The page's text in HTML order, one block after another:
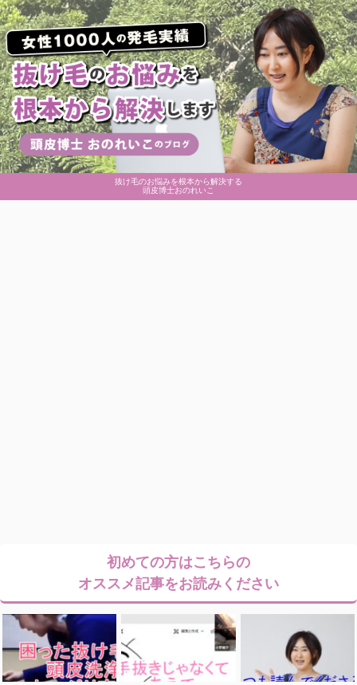
抜け毛のお悩みを根本から解決する
頭皮博士おのれいこ
初めての方はこちらの
オススメ記事をお読みください